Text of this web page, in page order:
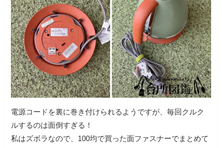
電源コードを裏に巻き付けられるようですが、毎回クルク
ルするのは面倒すぎる！
私はズボラなので、100均で買った面ファスナーでまとめて